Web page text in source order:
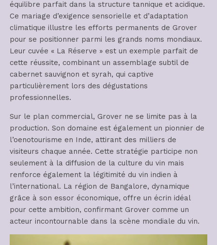
équilibre parfait dans la structure tannique et acidique.
Ce mariage d’exigence sensorielle et d’adaptation
climatique illustre les efforts permanents de Grover
pour se positionner parmi les grands noms mondiaux.
Leur cuvée « La Réserve » est un exemple parfait de
cette réussite, combinant un assemblage subtil de
cabernet sauvignon et syrah, qui captive
particulièrement lors des dégustations
professionnelles.
Sur le plan commercial, Grover ne se limite pas à la
production. Son domaine est également un pionnier de
l’oenotourisme en Inde, attirant des milliers de
visiteurs chaque année. Cette stratégie participe non
seulement à la diffusion de la culture du vin mais
renforce également la légitimité du vin indien à
l’international. La région de Bangalore, dynamique
grâce à son essor économique, offre un écrin idéal
pour cette ambition, confirmant Grover comme un
acteur incontournable dans la scène mondiale du vin.